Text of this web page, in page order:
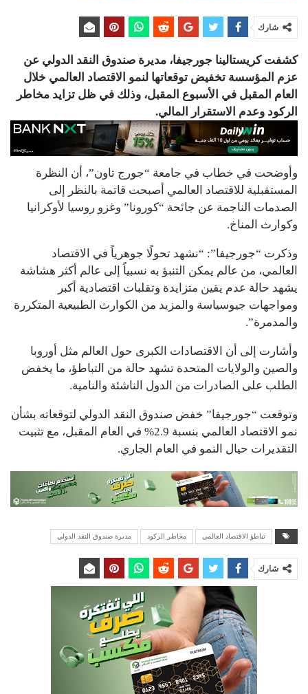
شارك
كشفت كريستالينا جورجيفا، مديرة صندوق النقد الدولي عن
عزم المؤسسة تخفيض توقعاتها لنمو الاقتصاد العالمي خلال
العام المقبل في الأسبوع المقبل، وذلك في ظل تزايد مخاطر
الركود وعدم الاستقرار المالي.
وأوضحت في خطاب في جامعة “جورج تاون”، أن النظرة
المستقبلية للاقتصاد العالمي أصبحت قاتمة بالنظر إلى
الصدمات الناجمة عن جائحة “كورونا” وغزو روسيا لأوكرانيا
وكوارث المناخ.
وذكرت “جورجيفا”: “نشهد تحولًا جوهرياً في الاقتصاد
العالمي، من عالم يمكن التنبؤ به نسبياً إلى عالم أكثر هشاشة
يشهد حالة عدم يقين متزايدة وتقلبات اقتصادية أكبر
ومواجهات جيوسياسة والمزيد من الكوارث الطبيعية المتكررة
والمدمرة”.
وأشارت إلى أن الاقتصادات الكبرى حول العالم مثل أوروبا
والصين والولايات المتحدة تشهد حالة من التباطؤ، ما يخفض
الطلب على الصادرات من الدول الناشئة والنامية.
وتوقعت “جورجيفا” خفض صندوق النقد الدولي لتوقعاته بشأن
نمو الاقتصاد العالمي بنسبة 2.9% في العام المقبل، مع تثبيت
التقديرات حيال النمو في العام الجاري.
تباطؤ الاقتصاد العالمي مخاطر الركود مديرة صندوق النقد الدولي
شارك